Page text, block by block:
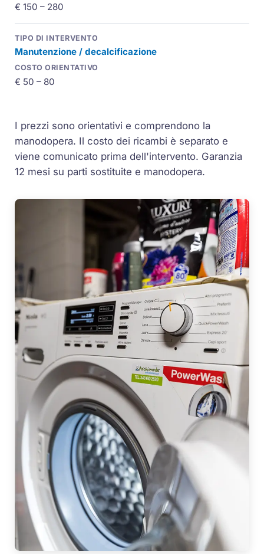
€ 150 – 280
Manutenzione / decalcificazione
€ 50 – 80
I prezzi sono orientativi e comprendono la
manodopera. Il costo dei ricambi è separato e
viene comunicato prima dell'intervento. Garanzia
12 mesi su parti sostituite e manodopera.